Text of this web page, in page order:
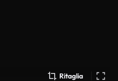
Ritaglia